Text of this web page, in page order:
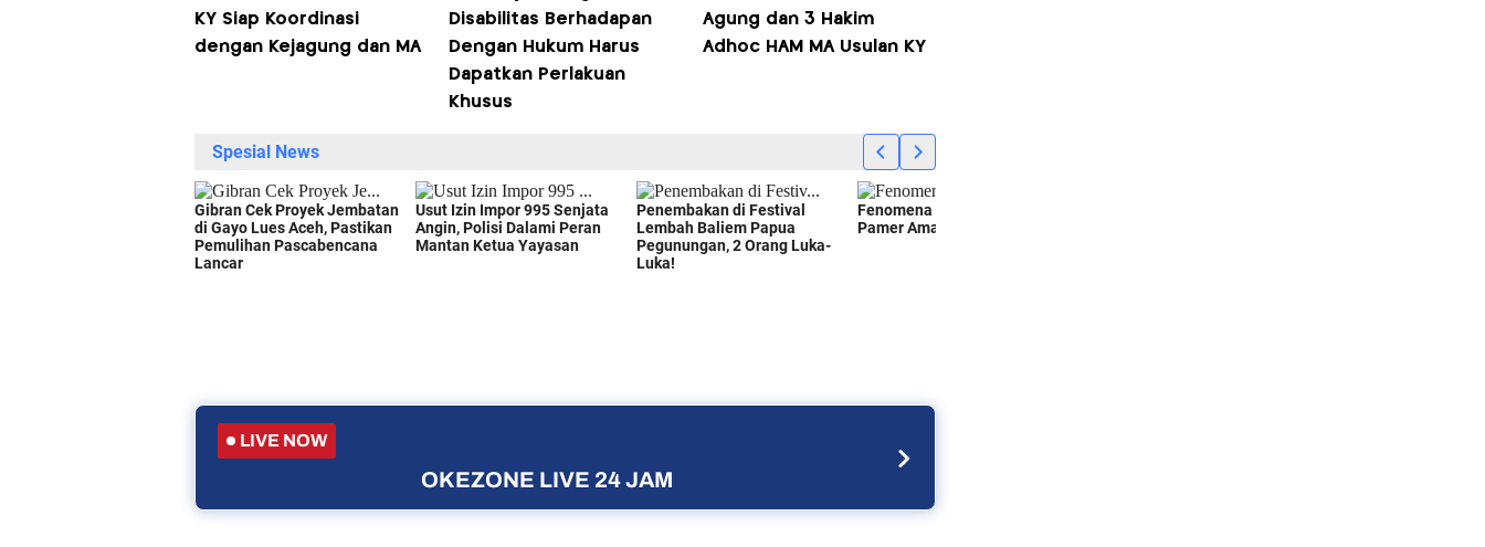
KY Siap Koordinasi
dengan Kejagung dan MA
Disabilitas Berhadapan
Dengan Hukum Harus
Dapatkan Perlakuan
Khusus
Agung dan 3 Hakim
Adhoc HAM MA Usulan KY
LIVE NOW
OKEZONE LIVE 24 JAM